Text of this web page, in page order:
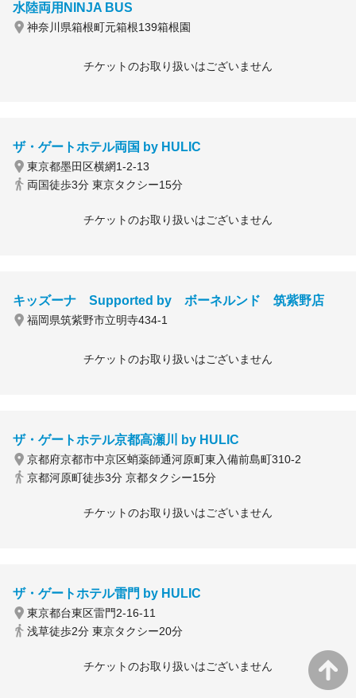
水陸両用NINJA BUS
神奈川県箱根町元箱根139箱根園
チケットのお取り扱いはございません
ザ・ゲートホテル両国 by HULIC
東京都墨田区横網1-2-13
両国徒歩3分 東京タクシー15分
チケットのお取り扱いはございません
キッズーナ Supported by ボーネルンド 筑紫野店
福岡県筑紫野市立明寺434-1
チケットのお取り扱いはございません
ザ・ゲートホテル京都高瀬川 by HULIC
京都府京都市中京区蛸薬師通河原町東入備前島町310-2
京都河原町徒歩3分 京都タクシー15分
チケットのお取り扱いはございません
ザ・ゲートホテル雷門 by HULIC
東京都台東区雷門2-16-11
浅草徒歩2分 東京タクシー20分
チケットのお取り扱いはございません